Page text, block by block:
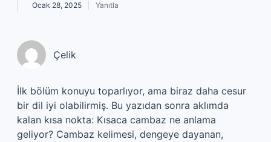
Ocak 28, 2025 Yanıtla
Çelik
İlk bölüm konuyu toparlıyor, ama biraz daha cesur
bir dil iyi olabilirmiş. Bu yazıdan sonra aklımda
kalan kısa nokta: Kısaca cambaz ne anlama
geliyor? Cambaz kelimesi, dengeye dayanan,